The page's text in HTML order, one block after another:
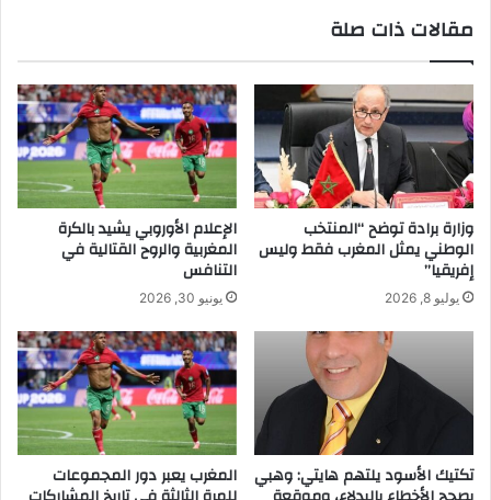
مقالات ذات صلة
وزارة برادة توضح “المنتخب
الوطني يمثل المغرب فقط وليس
إفريقيا”
يوليو 8, 2026
الإعلام الأوروبي يشيد بالكرة
المغربية والروح القتالية في
التنافس
يونيو 30, 2026
تكتيك الأسود يلتهم هايتي: وهبي المغرب يعبر دور المجموعات